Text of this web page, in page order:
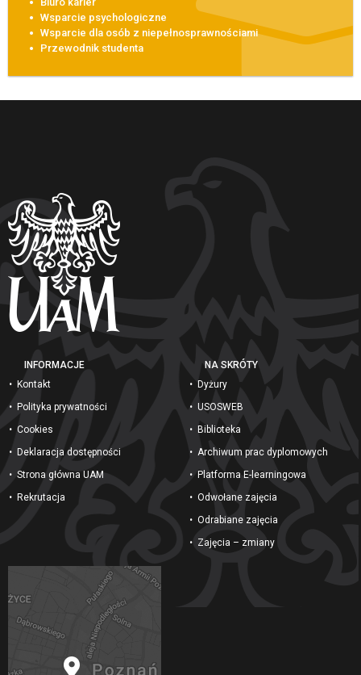
Wsparcie psychologiczne
Wsparcie dla osób z niepełnosprawnościami
Przewodnik studenta
INFORMACJE
Kontakt
Polityka prywatności
Cookies
Deklaracja dostępności
Strona główna UAM
Rekrutacja
NA SKRÓTY
Dyżury
USOSWEB
Biblioteka
Archiwum prac dyplomowych
Platforma E-learningowa
Odwołane zajęcia
Odrabiane zajęcia
Zajęcia – zmiany